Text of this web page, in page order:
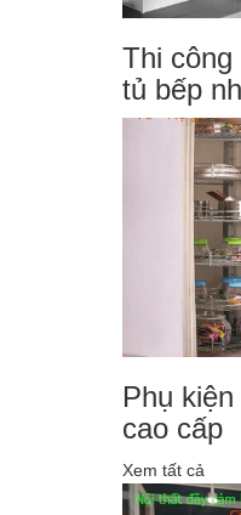
Thi
tủ bếp
Phụ
cao cấp
Xem tất cả